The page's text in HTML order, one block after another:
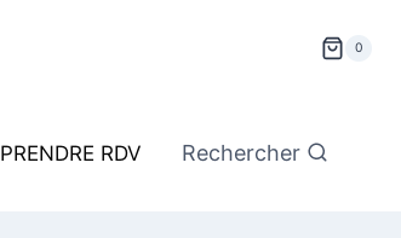
0
PRENDRE RDV Rechercher